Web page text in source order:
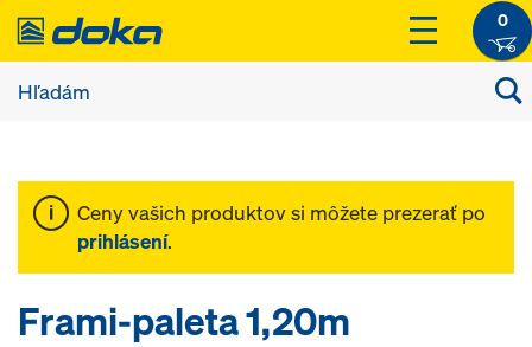
0
Ceny vašich produktov si môžete prezerať po
prihlásení.
Frami-paleta 1,20m